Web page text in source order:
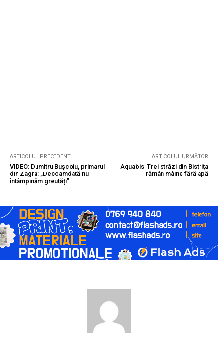
ARTICOLUL PRECEDENT
VIDEO: Dumitru Bușcoiu, primarul
din Zagra: „Deocamdată nu
întâmpinăm greutăți”
ARTICOLUL URMĂTOR
Aquabis: Trei străzi din Bistrița
rămân mâine fără apă